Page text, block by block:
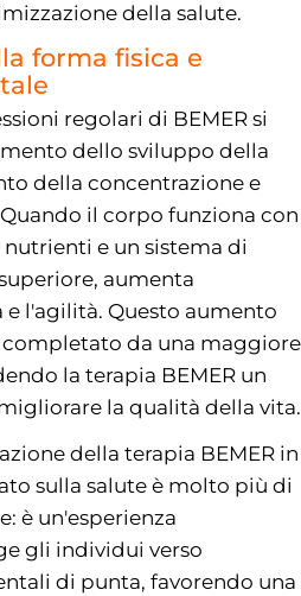
della salute.
forma fisica e
regolari di BEMER si
dello sviluppo della
della concentrazione e
il corpo funziona con
e un sistema di
aumenta
l'agilità. Questo aumento
da una maggiore
la terapia BEMER un
la qualità della vita.
della terapia BEMER in
sulla salute è molto più di
è un'esperienza
gli individui verso
di punta, favorendo una